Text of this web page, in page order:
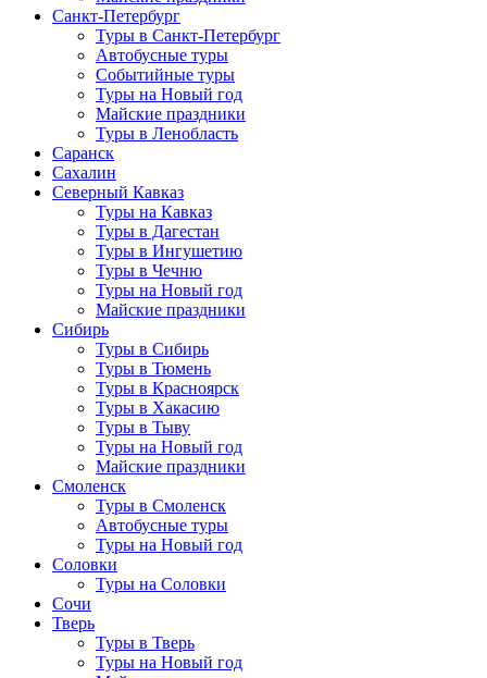
Санкт-Петербург
Туры в Санкт-Петербург
Автобусные туры
Событийные туры
Туры на Новый год
Майские праздники
Туры в Ленобласть
Саранск
Сахалин
Северный Кавказ
Туры на Кавказ
Туры в Дагестан
Туры в Ингушетию
Туры в Чечню
Туры на Новый год
Майские праздники
Сибирь
Туры в Сибирь
Туры в Тюмень
Туры в Красноярск
Туры в Хакасию
Туры в Тыву
Туры на Новый год
Майские праздники
Смоленск
Туры в Смоленск
Автобусные туры
Туры на Новый год
Соловки
Туры на Соловки
Сочи
Тверь
Туры в Тверь
Туры на Новый год